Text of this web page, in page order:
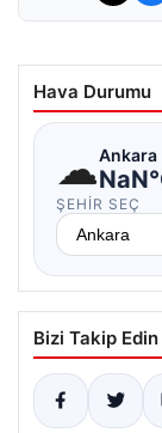
Hava Durumu
☁Ankara
ŞEHIR SEÇ
Bizi Takip Edin